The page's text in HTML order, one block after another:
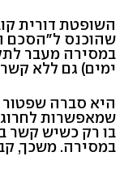
השופטת דורית
שהוכנס ל"הסכם
ימים) גם ללא
היא סברה שפטור
שמאפשרות
בו רק כשיש קשר
במסירה. משכך,